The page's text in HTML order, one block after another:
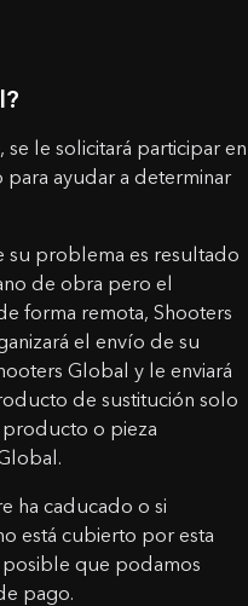
le solicitará participar en
ayudar a determinar
su problema es resultado
de obra pero el
forma remota, Shooters
el envío de su
Global y le enviará
de sustitución solo
o pieza
ha caducado o si
está cubierto por esta
posible que podamos
pago.